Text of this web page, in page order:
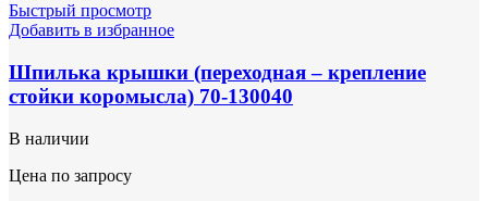
Быстрый просмотр
Добавить в избранное
Шпилька крышки (переходная – крепление
стойки коромысла) 70-130040
В наличии
Цена по запросу